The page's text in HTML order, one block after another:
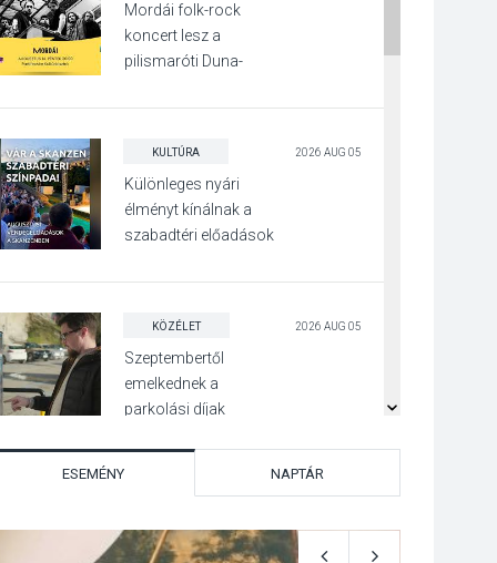
Mordái folk-rock
koncert lesz a
pilismaróti Duna-
KULTÚRA 2026 AUG 05
Különleges nyári
élményt kínálnak a
szabadtéri előadások
KÖZÉLET 2026 AUG 05
Szeptembertől
emelkednek a
parkolási díjak
KÖZÉLET 2026 AUG 05
Nőtt a fontosabb nyári
gyümölcsök
ESEMÉNY NAPTÁR